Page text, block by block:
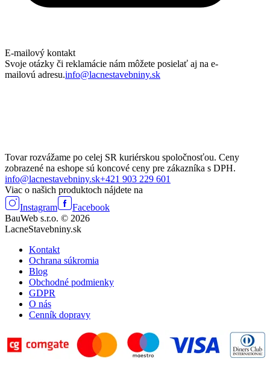
E-mailový kontakt
Svoje otázky či reklamácie nám môžete posielať aj na e-
mailovú adresu.info@lacnestavebniny.sk
Tovar rozvážame po celej SR kuriérskou spoločnosťou. Ceny
zobrazené na eshope sú koncové ceny pre zákazníka s DPH.
info@lacnestavebniny.sk+421 903 229 601
Viac o našich produktoch nájdete na
Instagram
Facebook
BauWeb s.r.o. © 2026
LacneStavebniny.sk
Kontakt
Ochrana súkromia
Blog
Obchodné podmienky
GDPR
O nás
Cenník dopravy